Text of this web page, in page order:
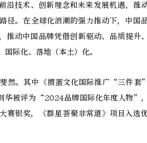
沿技术、创新理念和未来发展机遇，推
径。在全球化浪潮的强力推动下，中国
推动中国品牌凭借创新驱动、品质提升
际化、落地（本土）化。
然。其中《掼蛋文化国际推广“三件套
华被评为“2024品牌国际化年度人物”
赛银奖，《群星荟聚非常道》项目入选